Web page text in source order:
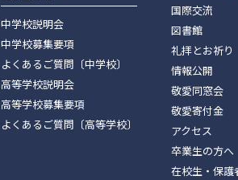
中学校説明会
中学校募集要項
よくあるご質問〔中学校〕
高等学校説明会
高等学校募集要項
よくあるご質問〔高等学校〕
国際交流
図書館
礼拝とお祈り
情報公開
敬愛同窓会
敬愛寄付金
アクセス
卒業生の方へ
在校生・保護